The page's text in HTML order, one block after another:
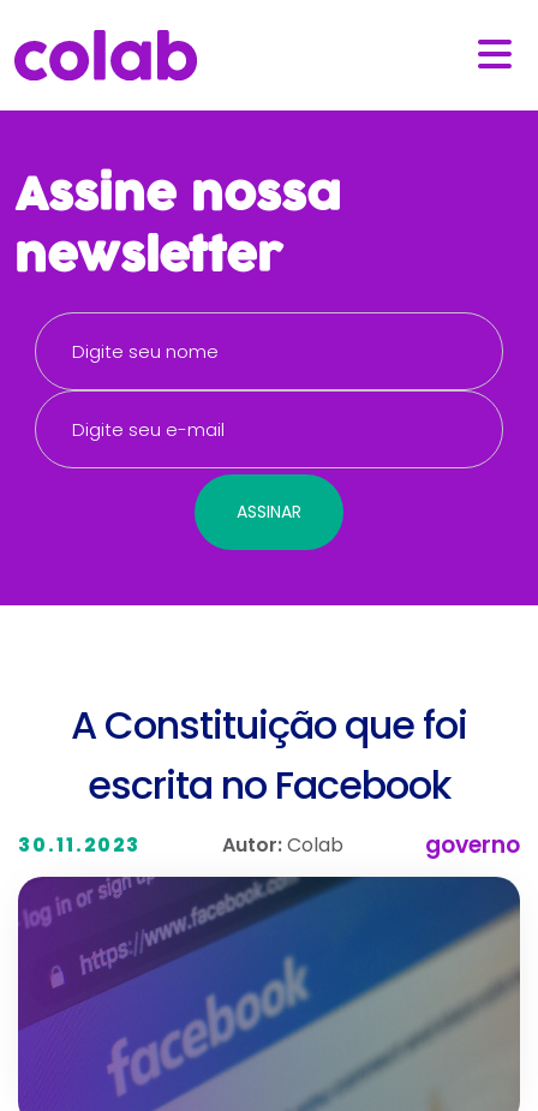
Assine nossa
newsletter
A Constituição que foi
escrita no Facebook
30.11.2023 Autor:Colab governo